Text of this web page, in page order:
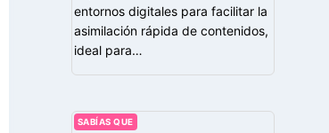
entornos digitales para facilitar la
asimilación rápida de contenidos,
ideal para…
SABÍAS QUE